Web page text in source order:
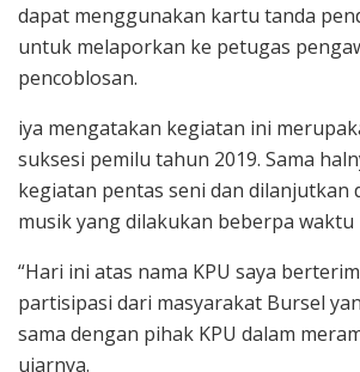
dapat menggunakan kartu tanda
untuk melaporkan ke petugas
pencoblosan.
iya mengatakan kegiatan ini
suksesi pemilu tahun 2019. Sama
kegiatan pentas seni dan dilanjutkan
musik yang dilakukan beberpa waktu
“Hari ini atas nama KPU saya
partisipasi dari masyarakat Bursel
sama dengan pihak KPU dalam
ujarnya.